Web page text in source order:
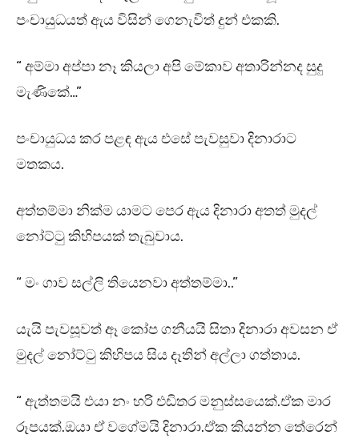
පංචායුධයත් ඇය විසින් ගෙනැවිත් දුන් එකකි.
“ අම්මා අප්පා නෑ කියලා අපි මේකාව අතාරින්නද සුදු
මැණිකේ…”
පංචායුධය කර පළඳ ඇය එසේ පැවසුවා දිනාරාට
මතකය.
අත්තම්මා නික්ම යාමට පෙර ඇය දිනාරා අතත් මුදල්
නෝට්ටු කිහිපයක් තැබුවාය.
“ මං ගාව සල්ලි තියෙනවා අත්තම්මා..”
යැයි පැවසූවත් ඈ කෝප ගනීයයි සිතා දිනාරා අවසන ඒ
මුදල් නෝට්ටු කිහිපය සිය දෑතින් අල්ලා ගත්තාය.
“ ඇත්තමයි එයා නං හරි එඩිතර මනුස්සයෙක්.ඒක මාර
රූපයක්.ඔයා ඒ වගේමයි දිනාරා.ඒක කියන්න තේරෙන්